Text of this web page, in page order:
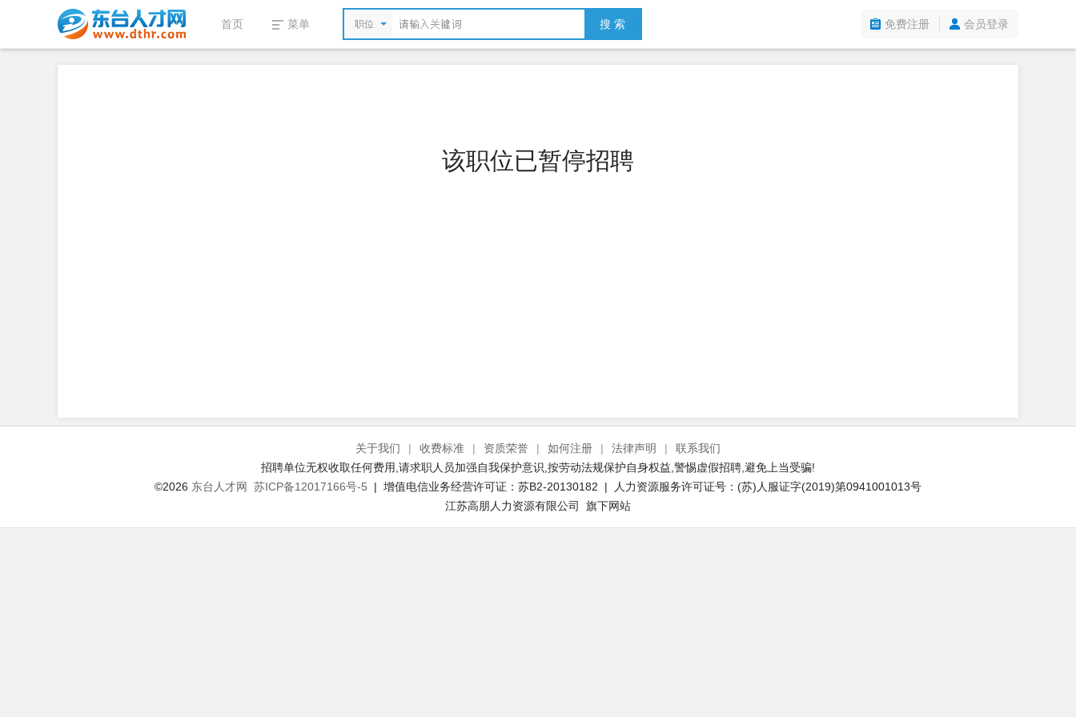
首页 菜单 职位 搜 索 免费注册 会员登录
该职位已暂停招聘
关于我们 | 收费标准 | 资质荣誉 | 如何注册 | 法律声明 |
联系我们
招聘单位无权收取任何费用,请求职人员加强自我保护意识,按劳动法规保护自身权益,警惕虚假招聘,避免上当受骗!
©2026 东台人才网 苏ICP备12017166号-5 | 增值电信业务经营许可证：苏B2-20130182 | 人力资源服务许可证号：(苏)人服证字(2019)第0941001013号
江苏高朋人力资源有限公司 旗下网站